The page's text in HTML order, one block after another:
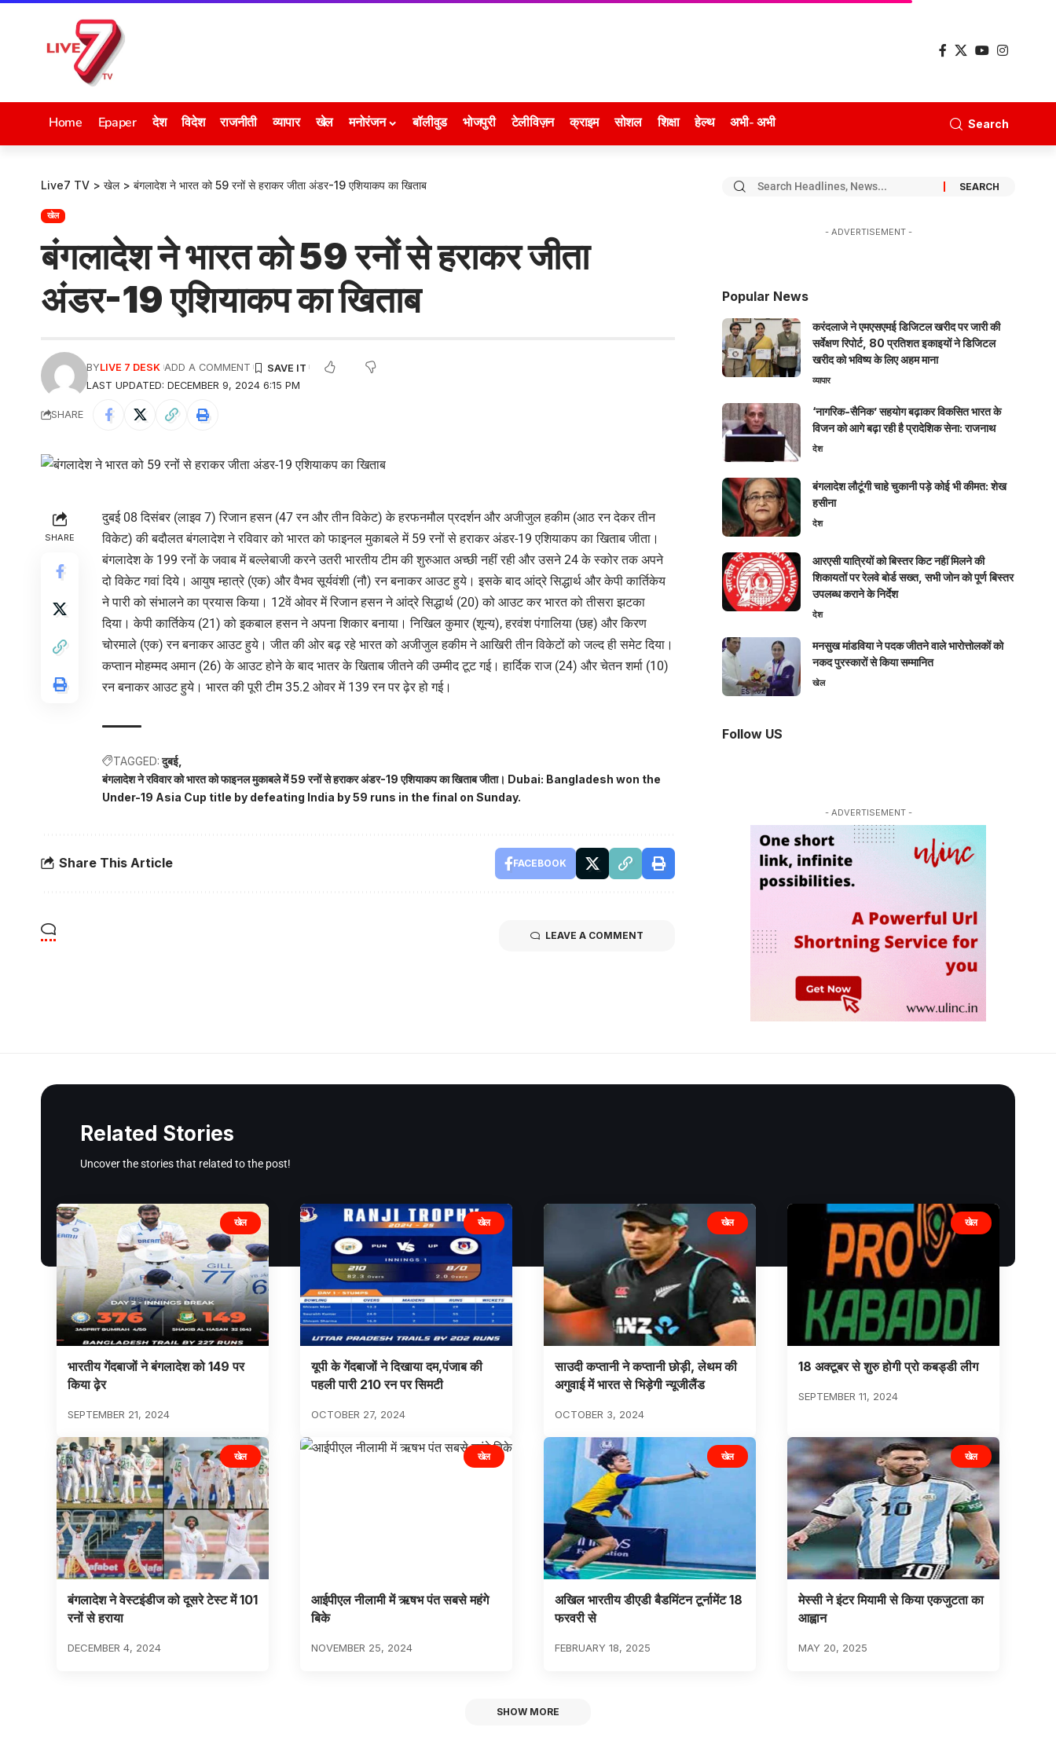
Home Epaper देश विदेश राजनीती व्यापार खेल मनोरंजन बॉलीवुड भोजपुरी टेलीविज़न क्राइम सोशल शिक्षा हेल्थ अभी- अभी Search
Live7 TV > खेल> बंगलादेश ने भारत को 59 रनों से हराकर जीता अंडर-19 एशियाकप का खिताब
खेल
बंगलादेश ने भारत को 59 रनों से हराकर जीता
अंडर-19 एशियाकप का खिताब
LAST UPDATED: DECEMBER 9, 2024 6:15 PM
BYLIVE 7 DESK ADD A COMMENT
SHARE
SHARE
दुबई 08 दिसंबर (लाइव 7) रिजान हसन (47 रन और तीन विकेट) के हरफनमौल प्रदर्शन और अजीजुल हकीम (आठ रन देकर तीन
विकेट) की बदौलत बंगलादेश ने रविवार को भारत को फाइनल मुकाबले में 59 रनों से हराकर अंडर-19 एशियाकप का खिताब जीता।
बंगलादेश के 199 रनों के जवाब में बल्लेबाजी करने उतरी भारतीय टीम की शुरुआत अच्छी नहीं रही और उसने 24 के स्कोर तक अपने
दो विकेट गवां दिये। आयुष म्हात्रे (एक) और वैभव सूर्यवंशी (नौ) रन बनाकर आउट हुये। इसके बाद आंद्रे सिद्धार्थ और केपी कार्तिकेय
ने पारी को संभालने का प्रयास किया। 12वें ओवर में रिजान हसन ने आंद्रे सिद्धार्थ (20) को आउट कर भारत को तीसरा झटका
दिया। केपी कार्तिकेय (21) को इकबाल हसन ने अपना शिकार बनाया। निखिल कुमार (शून्य), हरवंश पंगालिया (छह) और किरण
चोरमाले (एक) रन बनाकर आउट हुये। जीत की ओर बढ़ रहे भारत को अजीजुल हकीम ने आखिरी तीन विकेटों को जल्द ही समेट दिया।
कप्तान मोहम्मद अमान (26) के आउट होने के बाद भातर के खिताब जीतने की उम्मीद टूट गई। हार्दिक राज (24) और चेतन शर्मा (10)
रन बनाकर आउट हुये। भारत की पूरी टीम 35.2 ओवर में 139 रन पर ढ़ेर हो गई।
TAGGED: दुबई
बंगलादेश ने रविवार को भारत को फाइनल मुकाबले में 59 रनों से हराकर अंडर-19 एशियाकप का खिताब जीता। Dubai: Bangladesh won the
Under-19 Asia Cup title by defeating India by 59 runs in the final on Sunday.
Share This Article FACEBOOK
LEAVE A COMMENT
- ADVERTISEMENT -
Popular News
करंदलाजे ने एमएसएमई डिजिटल खरीद पर जारी की
सर्वेक्षण रिपोर्ट, 80 प्रतिशत इकाइयों ने डिजिटल
खरीद को भविष्य के लिए अहम माना
व्यापार
‘नागरिक-सैनिक’ सहयोग बढ़ाकर विकसित भारत के
विजन को आगे बढ़ा रही है प्रादेशिक सेना: राजनाथ
देश
बंगलादेश लौटूंगी चाहे चुकानी पड़े कोई भी कीमत: शेख
हसीना
देश
आरएसी यात्रियों को बिस्तर किट नहीं मिलने की
शिकायतों पर रेलवे बोर्ड सख्त, सभी जोन को पूर्ण बिस्तर
उपलब्ध कराने के निर्देश
देश
मनसुख मांडविया ने पदक जीतने वाले भारोत्तोलकों को
नकद पुरस्कारों से किया सम्मानित
खेल
Follow US
- ADVERTISEMENT -
Related Stories
Uncover the stories that related to the post!
खेल
भारतीय गेंदबाजों ने बंगलादेश को 149 पर
किया ढ़ेर
SEPTEMBER 21, 2024
खेल
यूपी के गेंदबाजों ने दिखाया दम,पंजाब की
पहली पारी 210 रन पर सिमटी
OCTOBER 27, 2024
खेल
साउदी कप्तानी ने कप्तानी छोड़ी, लेथम की
अगुवाई में भारत से भिड़ेगी न्यूजीलैंड
OCTOBER 3, 2024
खेल
18 अक्टूबर से शुरु होगी प्रो कबड्डी लीग
SEPTEMBER 11, 2024
खेल
बंगलादेश ने वेस्टइंडीज को दूसरे टेस्ट में 101
रनों से हराया
DECEMBER 4, 2024
खेल
आईपीएल नीलामी में ऋषभ पंत सबसे महंगे
बिके
NOVEMBER 25, 2024
खेल
अखिल भारतीय डीएडी बैडमिंटन टूर्नामेंट 18
फरवरी से
FEBRUARY 18, 2025
खेल
मेस्सी ने इंटर मियामी से किया एकजुटता का
आह्वान
MAY 20, 2025
SHOW MORE